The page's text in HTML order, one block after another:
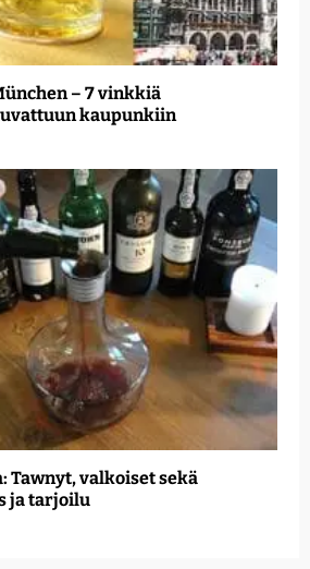
– 7 vinkkiä
kaupunkiin
Tawnyt, valkoiset sekä
ja tarjoilu